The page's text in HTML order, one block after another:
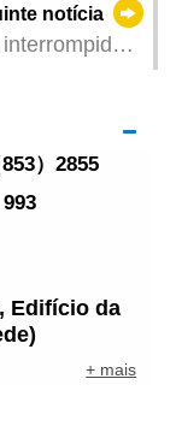
notícia
）2855
Edifício da
+ mais